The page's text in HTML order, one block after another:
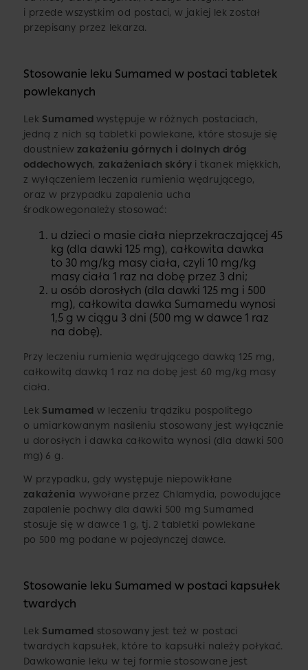
i przede wszystkim od postaci, w jakiej lek został
przepisany przez lekarza.
Stosowanie leku Sumamed w postaci tabletek
powlekanych
Lek Sumamed występuje w różnych postaciach,
jedną z nich są tabletki powlekane, które stosuje się
doustniew zakażeniu górnych i dolnych dróg
oddechowych, zakażeniach skóry i tkanek miękkich,
z wyłączeniem leczenia rumienia wędrującego,
oraz w przypadku zapalenia ucha
środkowegonależy stosować:
u dzieci o masie ciała nieprzekraczającej 45
kg (dla dawki 125 mg), całkowita dawka
to 30 mg/kg masy ciała, czyli 10 mg/kg
masy ciała 1 raz na dobę przez 3 dni;
u osób dorosłych (dla dawki 125 mg i 500
mg), całkowita dawka Sumamedu wynosi
1,5 g w ciągu 3 dni (500 mg w dawce 1 raz
na dobę).
Przy leczeniu rumienia wędrującego dawką 125 mg,
całkowitą dawką 1 raz na dobę jest 60 mg/kg masy
ciała.
Lek Sumamed w leczeniu trądziku pospolitego
o umiarkowanym nasileniu stosowany jest wyłącznie
u dorosłych i dawka całkowita wynosi (dla dawki 500
mg) 6 g.
W przypadku, gdy występuje niepowikłane
zakażenia wywołane przez Chlamydia, powodujące
zapalenie pochwy dla dawki 500 mg Sumamed
stosuje się w dawce 1 g, tj. 2 tabletki powlekane
po 500 mg podane w pojedynczej dawce.
Stosowanie leku Sumamed w postaci kapsułek
twardych
Lek Sumamed stosowany jest też w postaci
twardych kapsułek, które to kapsułki należy połykać.
Dawkowanie leku w tej formie stosowane jest